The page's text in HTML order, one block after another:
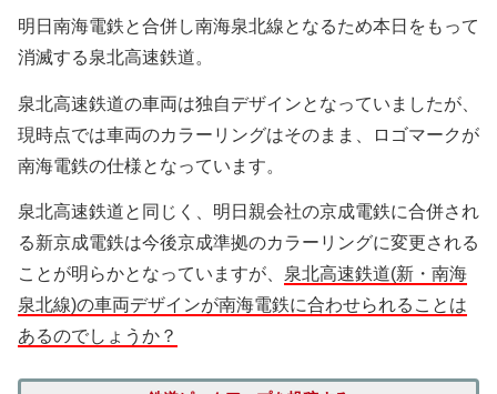
明日南海電鉄と合併し南海泉北線となるため本日をもって
消滅する泉北高速鉄道。
泉北高速鉄道の車両は独自デザインとなっていましたが、
現時点では車両のカラーリングはそのまま、ロゴマークが
南海電鉄の仕様となっています。
泉北高速鉄道と同じく、明日親会社の京成電鉄に合併され
る新京成電鉄は今後京成準拠のカラーリングに変更される
ことが明らかとなっていますが、 泉北高速鉄道(新・南海
泉北線)の車両デザインが南海電鉄に合わせられることは
あるのでしょうか？